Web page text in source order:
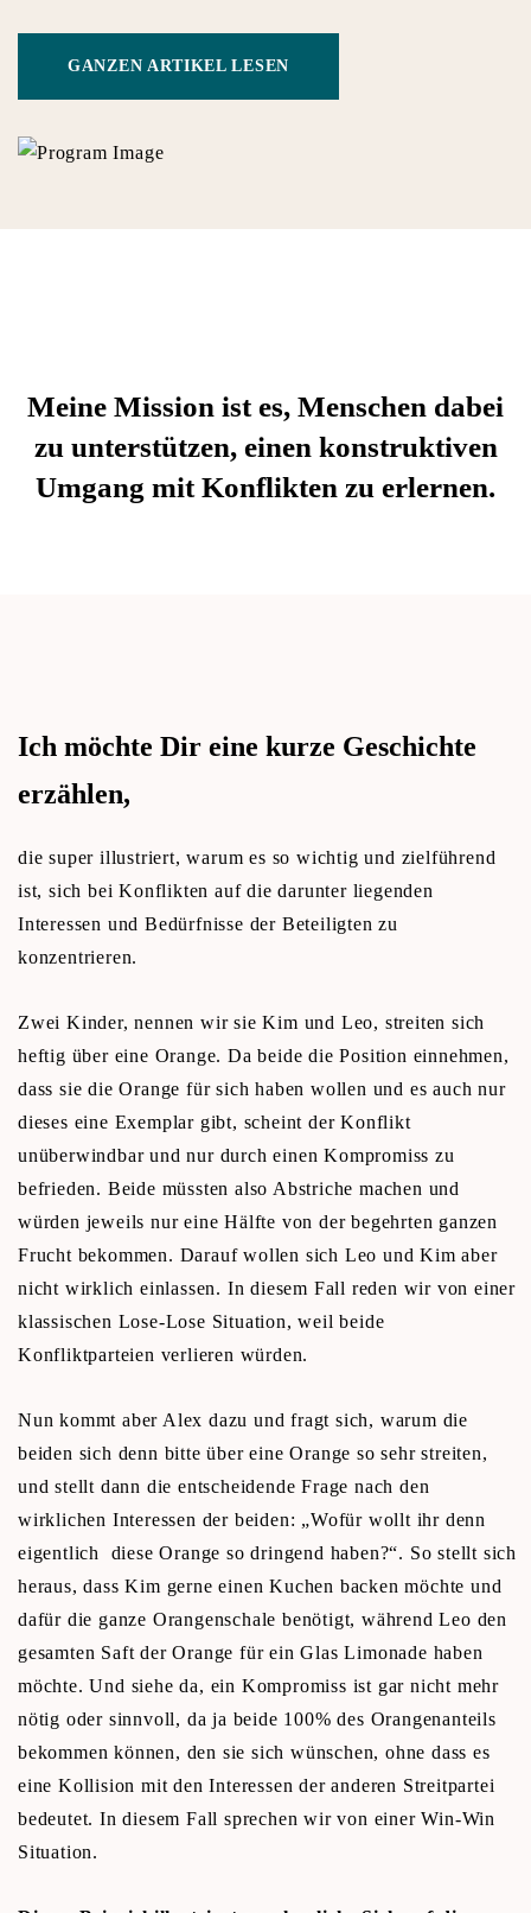
GANZEN ARTIKEL LESEN
Meine Mission ist es, Menschen dabei
zu unterstützen, einen konstruktiven
Umgang mit Konflikten zu erlernen.
Ich möchte Dir eine kurze Geschichte
erzählen,
die super illustriert, warum es so wichtig und zielführend
ist, sich bei Konflikten auf die darunter liegenden
Interessen und Bedürfnisse der Beteiligten zu
konzentrieren.
Zwei Kinder, nennen wir sie Kim und Leo, streiten sich
heftig über eine Orange. Da beide die Position einnehmen,
dass sie die Orange für sich haben wollen und es auch nur
dieses eine Exemplar gibt, scheint der Konflikt
unüberwindbar und nur durch einen Kompromiss zu
befrieden. Beide müssten also Abstriche machen und
würden jeweils nur eine Hälfte von der begehrten ganzen
Frucht bekommen. Darauf wollen sich Leo und Kim aber
nicht wirklich einlassen. In diesem Fall reden wir von einer
klassischen Lose-Lose Situation, weil beide
Konfliktparteien verlieren würden.
Nun kommt aber Alex dazu und fragt sich, warum die
beiden sich denn bitte über eine Orange so sehr streiten,
und stellt dann die entscheidende Frage nach den
wirklichen Interessen der beiden: „Wofür wollt ihr denn
eigentlich diese Orange so dringend haben?“. So stellt sich
heraus, dass Kim gerne einen Kuchen backen möchte und
dafür die ganze Orangenschale benötigt, während Leo den
gesamten Saft der Orange für ein Glas Limonade haben
möchte. Und siehe da, ein Kompromiss ist gar nicht mehr
nötig oder sinnvoll, da ja beide 100% des Orangenanteils
bekommen können, den sie sich wünschen, ohne dass es
eine Kollision mit den Interessen der anderen Streitpartei
bedeutet. In diesem Fall sprechen wir von einer Win-Win
Situation.